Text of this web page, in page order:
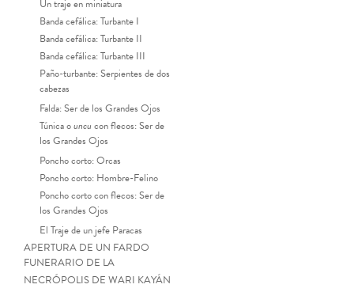
Un traje en miniatura
Banda cefálica: Turbante I
Banda cefálica: Turbante II
Banda cefálica: Turbante III
Paño-turbante: Serpientes de dos
cabezas
Falda: Ser de los Grandes Ojos
Túnica ouncu con flecos: Ser de
los Grandes Ojos
Poncho corto: Orcas
Poncho corto: Hombre-Felino
Poncho corto con flecos: Ser de
los Grandes Ojos
El Traje de un jefe Paracas
APERTURA DE UN FARDO
FUNERARIO DE LA
NECRÓPOLIS DE WARI KAYÁN